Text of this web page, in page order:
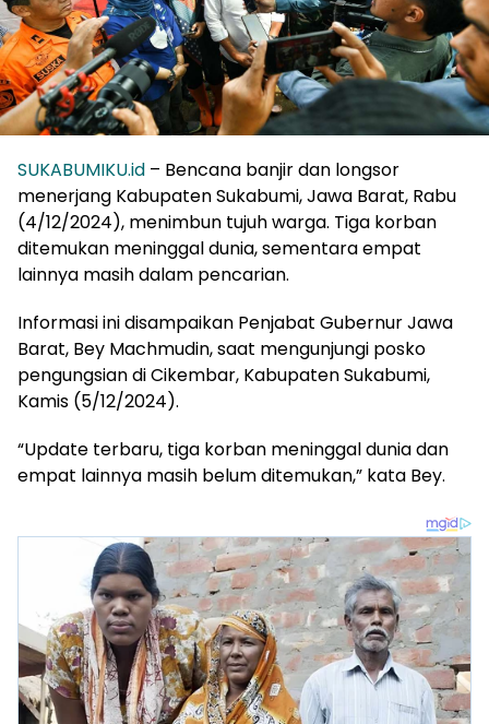
SUKABUMIKU.id – Bencana banjir dan longsor
menerjang Kabupaten Sukabumi, Jawa Barat, Rabu
(4/12/2024), menimbun tujuh warga. Tiga korban
ditemukan meninggal dunia, sementara empat
lainnya masih dalam pencarian.
Informasi ini disampaikan Penjabat Gubernur Jawa
Barat, Bey Machmudin, saat mengunjungi posko
pengungsian di Cikembar, Kabupaten Sukabumi,
Kamis (5/12/2024).
“Update terbaru, tiga korban meninggal dunia dan
empat lainnya masih belum ditemukan,” kata Bey.